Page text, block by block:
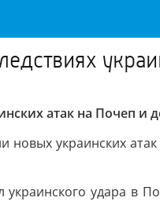
атак на Почеп и
новых украинских
удара в